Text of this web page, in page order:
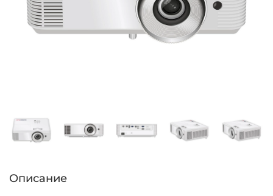
Описание